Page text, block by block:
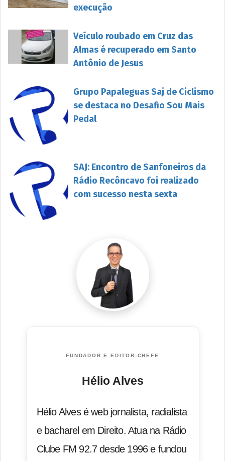
execução
Veículo roubado em Cruz das
Almas é recuperado em Santo
Antônio de Jesus
Grupo Papaleguas Saj de Ciclismo
se destaca no Desafio Sou Mais
Pedal
SAJ: Encontro de Sanfoneiros da
Rádio Recôncavo foi realizado
com sucesso nesta sexta
FUNDADOR E EDITOR-CHEFE
Hélio Alves
Hélio Alves é web jornalista, radialista
e bacharel em Direito. Atua na Rádio
Clube FM 92.7 desde 1996 e fundou